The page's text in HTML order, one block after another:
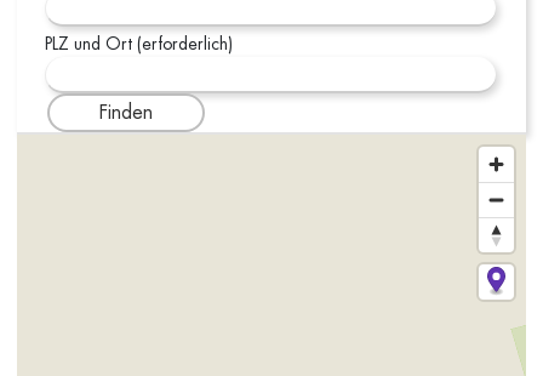
PLZ und Ort (erforderlich)
Finden